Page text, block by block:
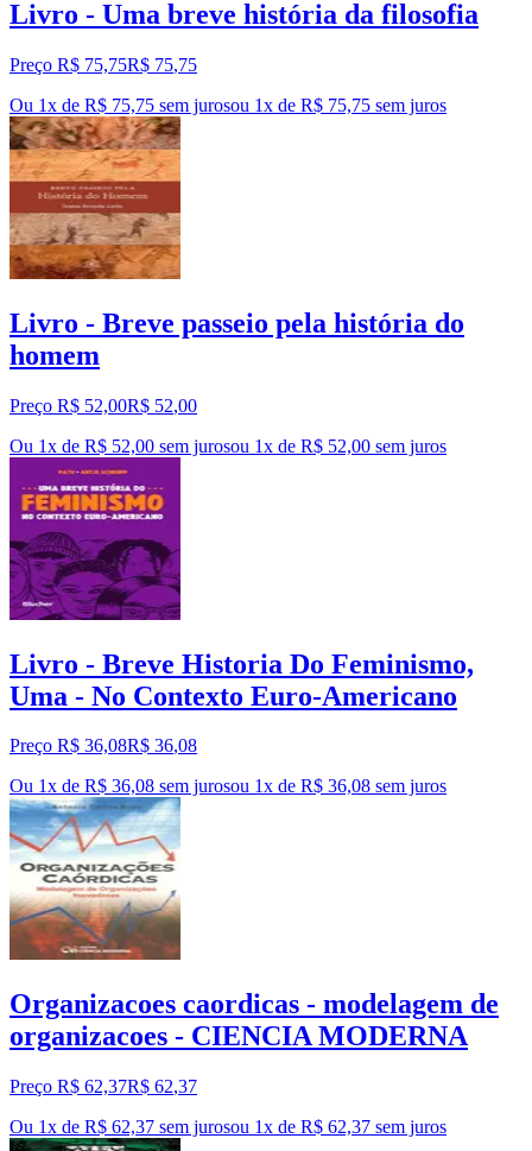
Livro - Uma breve história da filosofia
Preço R$ 75,75R$ 75,75
Ou 1x de R$ 75,75 sem jurosou 1x de R$ 75,75 sem juros
Livro - Breve passeio pela história do
homem
Preço R$ 52,00R$ 52,00
Ou 1x de R$ 52,00 sem jurosou 1x de R$ 52,00 sem juros
Livro - Breve Historia Do Feminismo,
Uma - No Contexto Euro-Americano
Preço R$ 36,08R$ 36,08
Ou 1x de R$ 36,08 sem jurosou 1x de R$ 36,08 sem juros
Organizacoes caordicas - modelagem de
organizacoes - CIENCIA MODERNA
Preço R$ 62,37R$ 62,37
Ou 1x de R$ 62,37 sem jurosou 1x de R$ 62,37 sem juros